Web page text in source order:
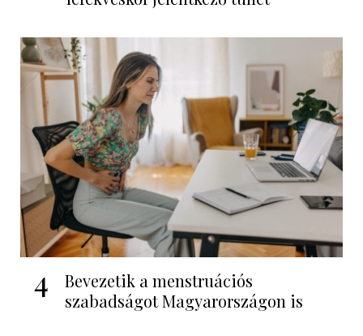
4
Bevezetik a menstruációs
szabadságot Magyarországon is